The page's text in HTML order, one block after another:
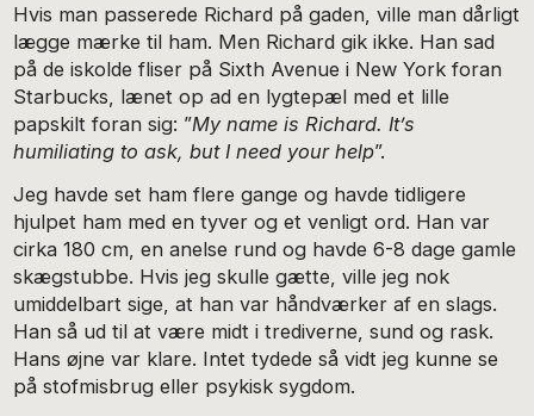
Hvis man passerede Richard på gaden, ville man dårligt
lægge mærke til ham. Men Richard gik ikke. Han sad
på de iskolde fliser på Sixth Avenue i New York foran
Starbucks, lænet op ad en lygtepæl med et lille
papskilt foran sig: ”My name is Richard. It’s
humiliating to ask, but I need your help”.
Jeg havde set ham flere gange og havde tidligere
hjulpet ham med en tyver og et venligt ord. Han var
cirka 180 cm, en anelse rund og havde 6-8 dage gamle
skægstubbe. Hvis jeg skulle gætte, ville jeg nok
umiddelbart sige, at han var håndværker af en slags.
Han så ud til at være midt i trediverne, sund og rask.
Hans øjne var klare. Intet tydede så vidt jeg kunne se
på stofmisbrug eller psykisk sygdom.